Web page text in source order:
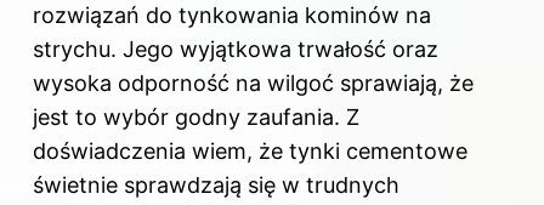
rozwiązań do tynkowania kominów na
strychu. Jego wyjątkowa trwałość oraz
wysoka odporność na wilgoć sprawiają, że
jest to wybór godny zaufania. Z
doświadczenia wiem, że tynki cementowe
świetnie sprawdzają się w trudnych